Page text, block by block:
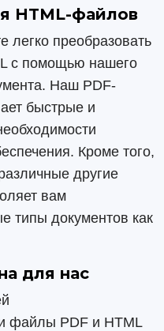
HTML-файлов
легко преобразовать
с помощью нашего
Наш PDF-
быстрые и
Кроме того,
другие
вам
типы документов как
для нас
файлы PDF и HTML